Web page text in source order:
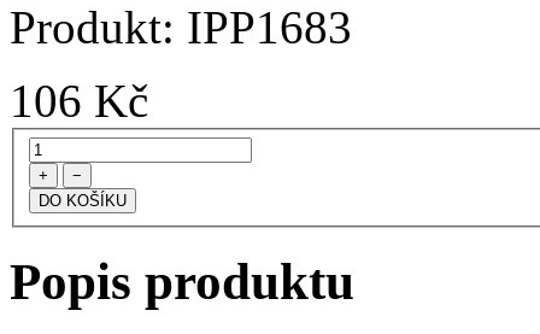
Produkt: IPP1683
106 Kč
+ −
Popis produktu